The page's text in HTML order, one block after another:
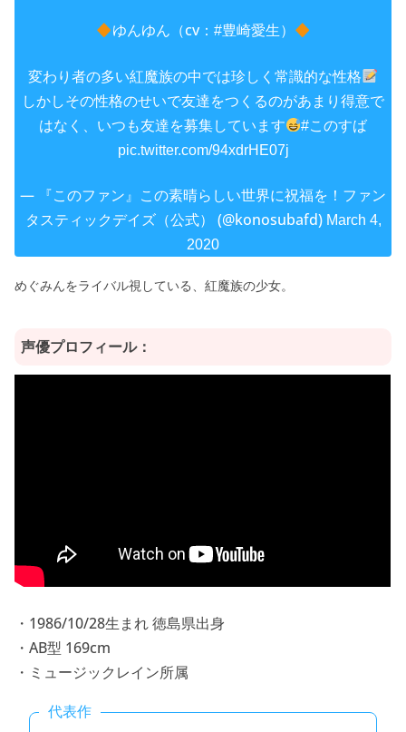
ゆんゆん（cv： #豊崎愛生）
変わり者の多い紅魔族の中では珍しく常識的な性格
しかしその性格のせいで友達をつくるのがあまり得意で
はなく、いつも友達を募集しています
#このすば
pic.twitter.com/94xdrHE07j
— 『このファン』この素晴らしい世界に祝福を！ファン
タスティックデイズ（公式） (@konosubafd) March 4,
2020
めぐみんをライバル視している、紅魔族の少女。
声優プロフィール：
・1986/10/28生まれ 徳島県出身
・AB型 169cm
・ミュージックレイン所属
代表作